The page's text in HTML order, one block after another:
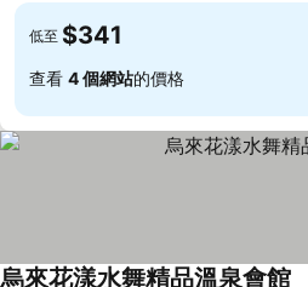
低至 $341
查看 4 個網站的價格
烏來花漾水舞精品溫泉會館